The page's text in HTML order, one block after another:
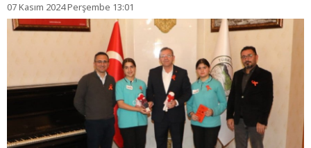
07 Kasım 2024 Perşembe 13:01